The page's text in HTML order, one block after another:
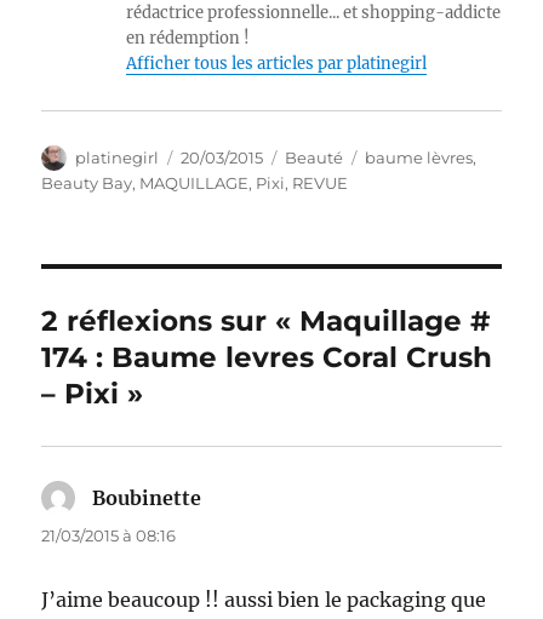
rédactrice professionnelle... et shopping-addicte
en rédemption !
Afficher tous les articles par platinegirl
Auteur
platinegirl
Publié
le
20/03/2015 Catégories
Beauté Étiquettes
baume lèvres,
Beauty Bay, MAQUILLAGE, Pixi, REVUE
2 réflexions sur « Maquillage #
174 : Baume levres Coral Crush
– Pixi »
Boubinette
21/03/2015 à 08:16
J’aime beaucoup !! aussi bien le packaging que